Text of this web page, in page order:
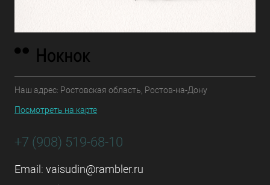
Наш адрес: Ростовская область, Ростов-на-Дону
Посмотреть на карте
+7 (908) 519-68-10
Email: vaisudin@rambler.ru